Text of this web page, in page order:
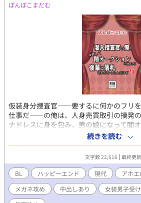
ぽんぽこまだむ
仮装身分捜査官――要するに何かのフリ
仕事だ――の俺は、人身売買取引の摘発
ナドレスに身を包み、男の娘になって闇
ることになった。俺を落札するフリをす
である藪坂《やぶさか》。 「身代を傾け
――130万ドル」 あれ、お前なんか目が
ジで藪坂に落札されちゃったんだけど！
うしたかったっ！」 おい、お前堅物メガ
かよ！ 「こんなにいやらしい声を出し
ああっ、ああんっ……！ チャラ男先輩受
るチャイナドレスに、演技で済まされな
続きを読む
文字数 22,616 最終更
BL ハッピーエンド 現代 アホエ
メガネ攻め
中出しあり 女装男子受け